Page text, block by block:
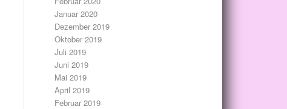
Januar 2020
Dezember 2019
Oktober 2019
Juli 2019
Juni 2019
Mai 2019
April 2019
Februar 2019